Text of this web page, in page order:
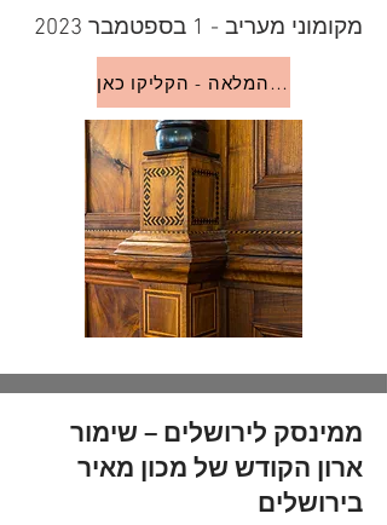
מקומוני מעריב - 1 בספטמבר 2023
לכתבה המלאה - הקליקו כאן
ממינסק לירושלים – שימור
ארון הקודש של מכון מאיר
בירושלים